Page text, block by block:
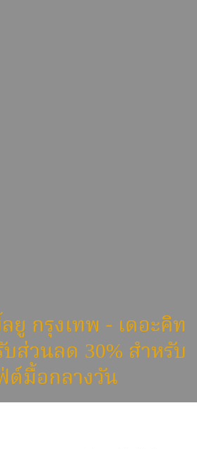
ยู กรุงเทพ - เดอะคิท
บส่วนลด 30% สำหรับ
ต์มื้อกลางวัน